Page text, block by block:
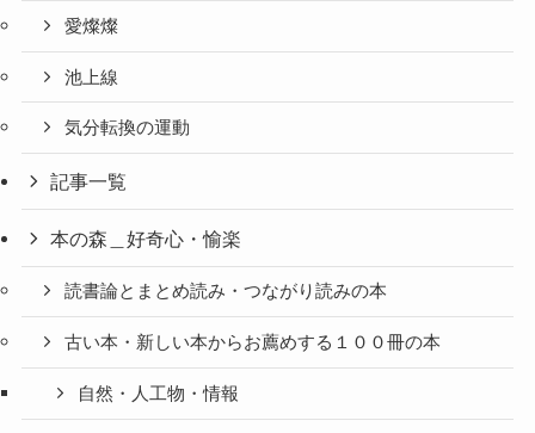
愛燦燦
池上線
気分転換の運動
記事一覧
本の森＿好奇心・愉楽
読書論とまとめ読み・つながり読みの本
古い本・新しい本からお薦めする１００冊の本
自然・人工物・情報